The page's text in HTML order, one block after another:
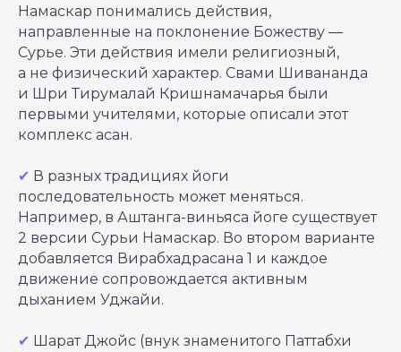
Намаскар понимались действия,
направленные на поклонение Божеству ―
Сурье. Эти действия имели религиозный,
а не физический характер. Свами Шивананда
и Шри Тирумалай Кришнамачарья были
первыми учителями, которые описали этот
комплекс асан.
✔ В разных традициях йоги
последовательность может меняться.
Например, в Аштанга-виньяса йоге существует
2 версии Сурьи Намаскар. Во втором варианте
добавляется Вирабхадрасана 1 и каждое
движение сопровождается активным
дыханием Уджайи.
✔ Шарат Джойс (внук знаменитого Паттабхи